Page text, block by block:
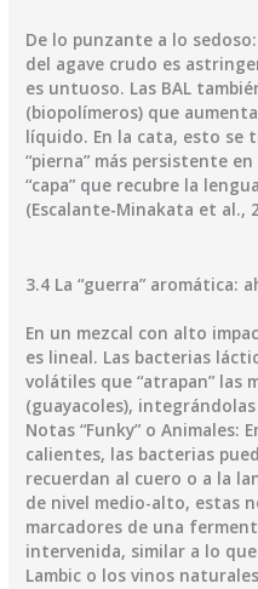
​De lo punzante a lo
del agave crudo es
es untuoso. Las BAL
(biopolímeros) que
líquido. En la cata, esto se
“pierna” más persistente
“capa” que recubre la
(Escalante-Minakata et al.,
​3.4 La “guerra” aromática:
​En un mezcal con alto
es lineal. Las bacterias
volátiles que “atrapan” las
(guayacoles),
​Notas “Funky” o Animales:
calientes, las bacterias
recuerdan al cuero o a la
de nivel medio-alto, estas
marcadores de una
intervenida, similar a lo
Lambic o los vinos